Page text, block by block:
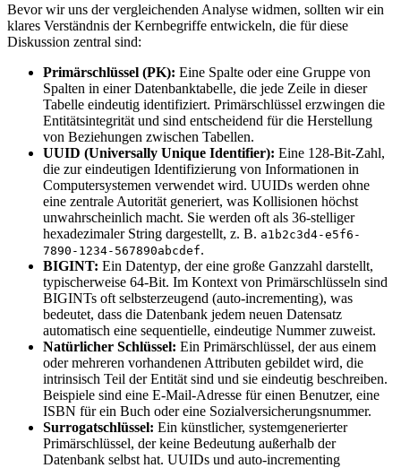
Bevor wir uns der vergleichenden Analyse widmen, sollten wir ein
klares Verständnis der Kernbegriffe entwickeln, die für diese
Diskussion zentral sind:
Primärschlüssel (PK): Eine Spalte oder eine Gruppe von
Spalten in einer Datenbanktabelle, die jede Zeile in dieser
Tabelle eindeutig identifiziert. Primärschlüssel erzwingen die
Entitätsintegrität und sind entscheidend für die Herstellung
von Beziehungen zwischen Tabellen.
UUID (Universally Unique Identifier): Eine 128-Bit-Zahl,
die zur eindeutigen Identifizierung von Informationen in
Computersystemen verwendet wird. UUIDs werden ohne
eine zentrale Autorität generiert, was Kollisionen höchst
unwahrscheinlich macht. Sie werden oft als 36-stelliger
hexadezimaler String dargestellt, z. B. a1b2c3d4-e5f6-
7890-1234-567890abcdef.
BIGINT: Ein Datentyp, der eine große Ganzzahl darstellt,
typischerweise 64-Bit. Im Kontext von Primärschlüsseln sind
BIGINTs oft selbsterzeugend (auto-incrementing), was
bedeutet, dass die Datenbank jedem neuen Datensatz
automatisch eine sequentielle, eindeutige Nummer zuweist.
Natürlicher Schlüssel: Ein Primärschlüssel, der aus einem
oder mehreren vorhandenen Attributen gebildet wird, die
intrinsisch Teil der Entität sind und sie eindeutig beschreiben.
Beispiele sind eine E-Mail-Adresse für einen Benutzer, eine
ISBN für ein Buch oder eine Sozialversicherungsnummer.
Surrogatschlüssel: Ein künstlicher, systemgenerierter
Primärschlüssel, der keine Bedeutung außerhalb der
Datenbank selbst hat. UUIDs und auto-incrementing